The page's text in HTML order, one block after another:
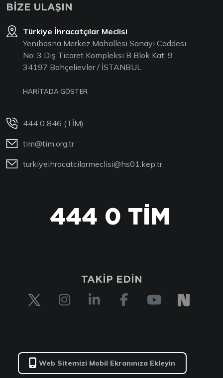
BİZE ULAŞIN
Türkiye İhracatçılar Meclisi
Yenibosna Merkez Mahallesi Sanayi Caddesi
No: 3 Dış Ticaret Kompleksi B Blok Kat: 9
34197 Bahçelievler / İSTANBUL
HARİTADA GÖSTER
444 0 846 (TİM)
tim@tim.org.tr
turkiyeihracatcilarmeclisi@hs01.kep.tr
444 0 TİM
TAKİP EDİN
Web Sitemizi Mobil Ekranınıza Ekleyin